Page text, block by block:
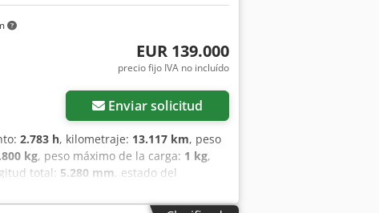
EUR 139.000
precio fijo IVA no incluído
Enviar solicitud
2.783 h, kilometraje: 13.117 km, peso
kg, peso máximo de la carga: 1 kg,
total: 5.280 mm, estado del
215/75 R16, Neumáticos